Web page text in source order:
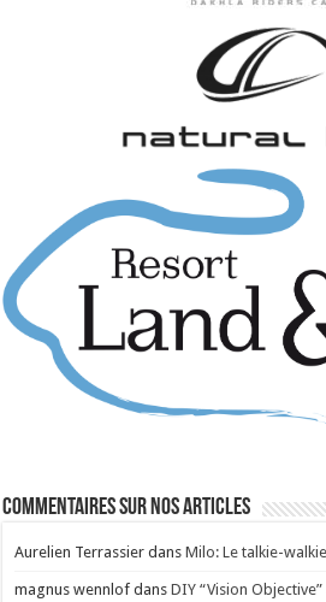
Commentaires sur nos articles
Aurelien Terrassier dansMilo: Le talkie-
magnus wennlof dansDIY “Vision